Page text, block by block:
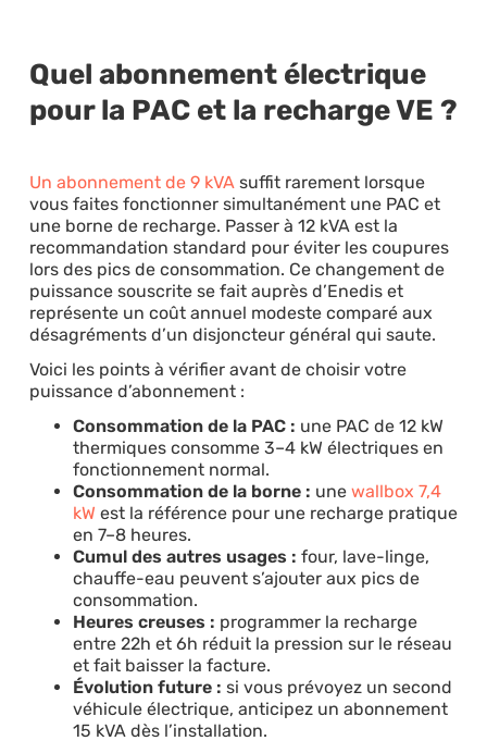
Quel abonnement électrique
pour la PAC et la recharge VE ?
Un abonnement de 9 kVAsuffit rarement lorsque
vous faites fonctionner simultanément une PAC et
une borne de recharge. Passer à 12 kVA est la
recommandation standard pour éviter les coupures
lors des pics de consommation. Ce changement de
puissance souscrite se fait auprès d’Enedis et
représente un coût annuel modeste comparé aux
désagréments d’un disjoncteur général qui saute.
Voici les points à vérifier avant de choisir votre
puissance d’abonnement :
Consommation de la PAC : une PAC de 12 kW
thermiques consomme 3–4 kW électriques en
fonctionnement normal.
Consommation de la borne : une wallbox 7,4
kW est la référence pour une recharge pratique
en 7–8 heures.
Cumul des autres usages : four, lave-linge,
chauffe-eau peuvent s’ajouter aux pics de
consommation.
Heures creuses : programmer la recharge
entre 22h et 6h réduit la pression sur le réseau
et fait baisser la facture.
Évolution future : si vous prévoyez un second
véhicule électrique, anticipez un abonnement
15 kVA dès l’installation.